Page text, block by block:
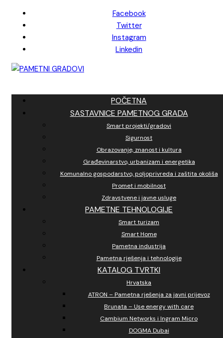
content
Facebook
Twitter
Instagram
Linkedin
POČETNA
SASTAVNICE PAMETNOG GRADA
Smart projekti/gradovi
Sigurnost
Obrazovanje, znanost i kultura
Građevinarstvo, urbanizam i energetika
Komunalno gospodarstvo, poljoprivreda i zaštita okoliša
Promet i mobilnost
Zdravstvene i javne usluge
PAMETNE TEHNOLOGIJE
Smart turizam
Smart Home
Pametna industrija
Pametna rješenja i tehnologije
KATALOG TVRTKI
Hrvatska
ATRON – Pametna rješenja za javni prijevoz
Brunata – Use energy with care
Cambium Networks i Ingram Micro
DOGMA Dubai